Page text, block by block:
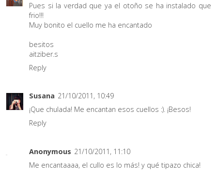
Pues si la verdad que ya el otoño se ha instalado que
frio!!!
Muy bonito el cuello me ha encantado
besitos
aitziber.s
Reply
Susana 21/10/2011, 10:49
¡Que chulada! Me encantan esos cuellos :). ¡Besos!
Reply
Anonymous 21/10/2011, 11:10
Me encantaaaa, el cullo es lo más! y qué tipazo chica!